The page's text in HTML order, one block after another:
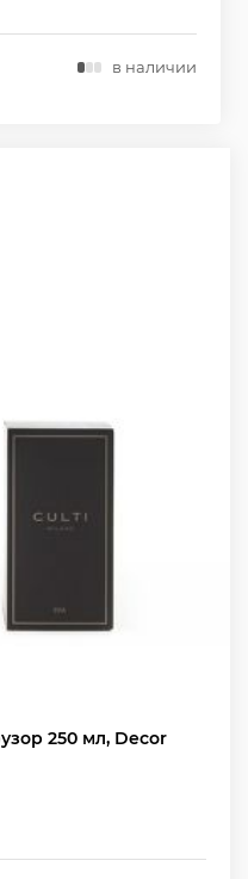
в наличии
250 мл, Decor